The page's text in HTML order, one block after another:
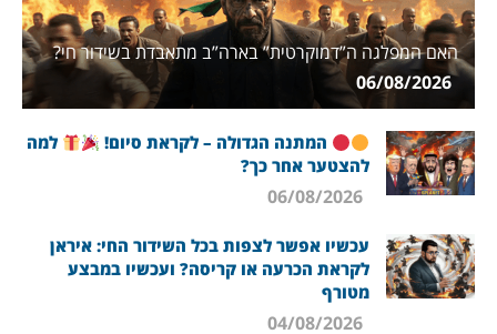
האם המפלגה ה”דמוקרטית” בארה”ב מתאבדת בשידור חי?
06/08/2026
המתנה הגדולה – לקראת סיום!
למה
להצטער אחר כך?
עכשיו אפשר לצפות בכל השידור החי: איראן
לקראת הכרעה או קריסה? ועכשיו במבצע
מטורף